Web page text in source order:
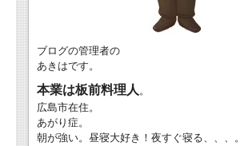
ブログの管理者の
あきはです。
本業は板前料理人 。
広島市在住。
あがり症。
朝が強い。昼寝大好き！夜すぐ寝る、、、。